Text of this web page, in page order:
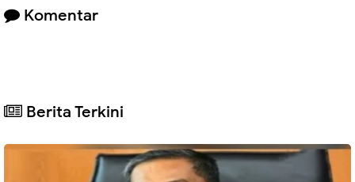
Komentar
Berita Terkini